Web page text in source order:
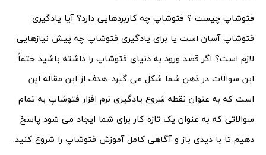
فتوشاپ چیست ؟ فتوشاپ چه کاربردهایی دارد؟ آیا یادگیری
فتوشاپ آسان است یا برای یادگیری فتوشاپ چه پیش نیازهایی
لازم است؟ اگر قصد ورود به دنیای فتوشاپ را داشته باشید حتماً
این سوالات در ذهن شما شکل می گیرد. هدف از این مقاله این
است که به عنوان نقطه شروع یادگیری نرم افزار فتوشاپ به تمام
سوالاتی که به عنوان یک تازه کار برای شما ایجاد می شود پاسخ
دهیم تا با دیدی باز و آگاهی کامل آموزش فتوشاپ را شروع کنید.